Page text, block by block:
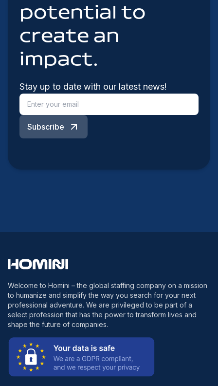
potential to
create an
impact.
Stay up to date with our latest news!
Subscribe
Welcome to Homini – the global staffing company on a mission
to humanize and simplify the way you search for your next
professional adventure. We are privileged to be part of a
select profession that has the power to transform lives and
shape the future of companies.